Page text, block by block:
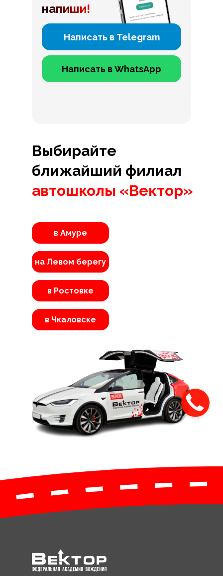
Написать в WhatsApp
Написать в Telegram
напиши!
Выбирайте
ближайший филиал
автошколы «Вектор»
в Амуре
на Левом берегу
в Чкаловске
в Ростовке